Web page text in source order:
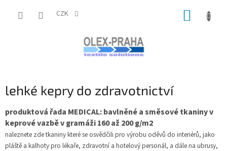
CZK
lehké kepry do zdravotnictví
produktová řada MEDICAL: bavlněné a směsové tkaniny v
keprové vazbě v gramáži 160 až 200 g/m2
naleznete zde tkaniny které se osvědčili pro výrobu oděvů do interiérů, jako
pláště a kalhoty pro lékaře, zdravotní a hotelový personál, a dále na ubrusy,